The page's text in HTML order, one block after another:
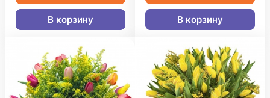
В корзину В корзину